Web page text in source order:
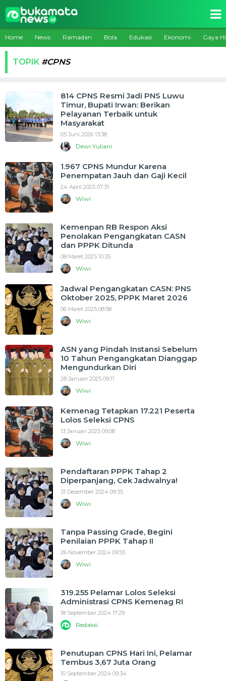
Home News Ramadan Bola Edukasi Ekonomi Gaya
TOPIK #CPNS
814 CPNS Resmi Jadi PNS Luwu
Timur, Bupati Irwan: Berikan
Pelayanan Terbaik untuk
Masyarakat
05 Juni 2026 13:38
Dewi Yuliani
1.967 CPNS Mundur Karena
Penempatan Jauh dan Gaji Kecil
24 April 2025 07:31
Wiwi
Kemenpan RB Respon Aksi
Penolakan Pengangkatan CASN
dan PPPK Ditunda
08 Maret 2025 10:35
Wiwi
Jadwal Pengangkatan CASN: PNS
Oktober 2025, PPPK Maret 2026
06 Maret 2025 08:58
Wiwi
ASN yang Pindah Instansi Sebelum
10 Tahun Pengangkatan Dianggap
Mengundurkan Diri
28 Januari 2025 09:11
Wiwi
Kemenag Tetapkan 17.221 Peserta
Lolos Seleksi CPNS
13 Januari 2025 09:08
Wiwi
Pendaftaran PPPK Tahap 2
Diperpanjang, Cek Jadwalnya!
31 Desember 2024 09:35
Wiwi
Tanpa Passing Grade, Begini
Penilaian PPPK Tahap II
26 November 2024 09:55
Wiwi
319.255 Pelamar Lolos Seleksi
Administrasi CPNS Kemenag RI
18 September 2024 17:29
Redaksi
Penutupan CPNS Hari Ini, Pelamar
Tembus 3,67 Juta Orang
10 September 2024 09:34